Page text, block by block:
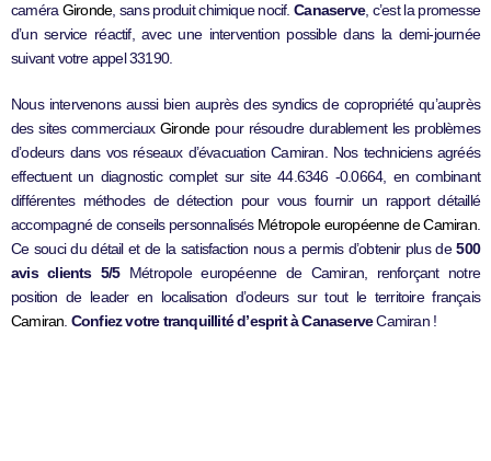
caméraGironde, sans produit chimique nocif.Canaserve, c’est la promesse
d’un service réactif, avec une intervention possible dans la demi-journée
suivant votre appel 33190.
Nous intervenons aussi bien auprès des syndics de copropriété qu’auprès
des sites commerciaux Girondepour résoudre durablement les problèmes
d’odeurs dans vos réseaux d’évacuation Camiran. Nos techniciens agréés
effectuent un diagnostic complet sur site 44.6346 -0.0664, en combinant
différentes méthodes de détection pour vous fournir un rapport détaillé
accompagné de conseils personnalisés Métropole européenne de Camiran.
Ce souci du détail et de la satisfaction nous a permis d’obtenir plus de500
avis clients 5/5Métropole européenne de Camiran, renforçant notre
position de leader en localisation d’odeurs sur tout le territoire français
Camiran. Confiez votre tranquillité d’esprit à CanaserveCamiran !